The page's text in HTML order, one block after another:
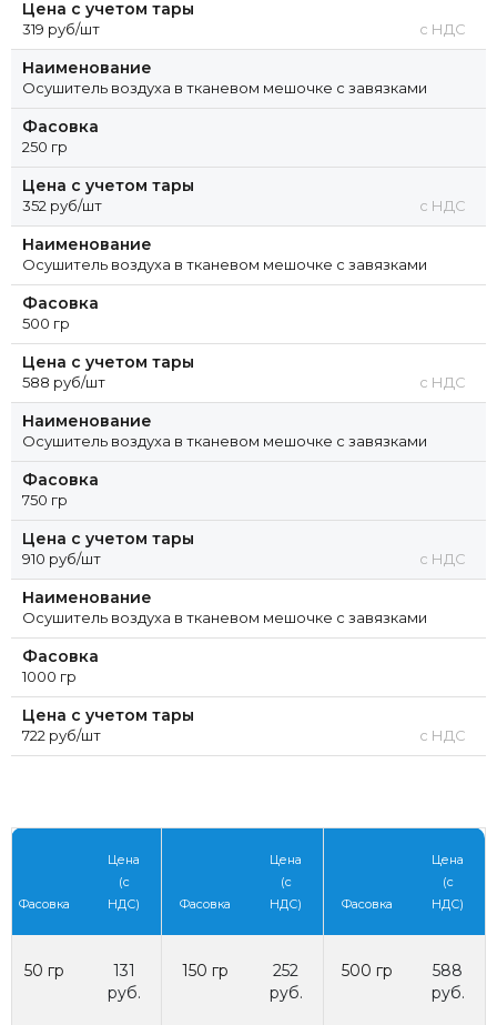
Цена с учетом тары
319 руб/шт с НДС
Наименование
Осушитель воздуха в тканевом мешочке с завязками
Фасовка
250 гр
Цена с учетом тары
352 руб/шт с НДС
Наименование
Осушитель воздуха в тканевом мешочке с завязками
Фасовка
500 гр
Цена с учетом тары
588 руб/шт с НДС
Наименование
Осушитель воздуха в тканевом мешочке с завязками
Фасовка
750 гр
Цена с учетом тары
910 руб/шт с НДС
Наименование
Осушитель воздуха в тканевом мешочке с завязками
Фасовка
1000 гр
Цена с учетом тары
722 руб/шт с НДС
Фасовка
Цена
(с
НДС)
Фасовка
Цена
(с
НДС)
Фасовка
Цена
(с
НДС)
50 гр
131
руб.
150 гр
252
руб.
500 гр
588
руб.